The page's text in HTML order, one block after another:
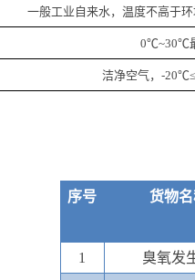
一般工业自来水，温度不高于环
0℃~30℃
洁净空气，-
序号
货物
1
臭氧发